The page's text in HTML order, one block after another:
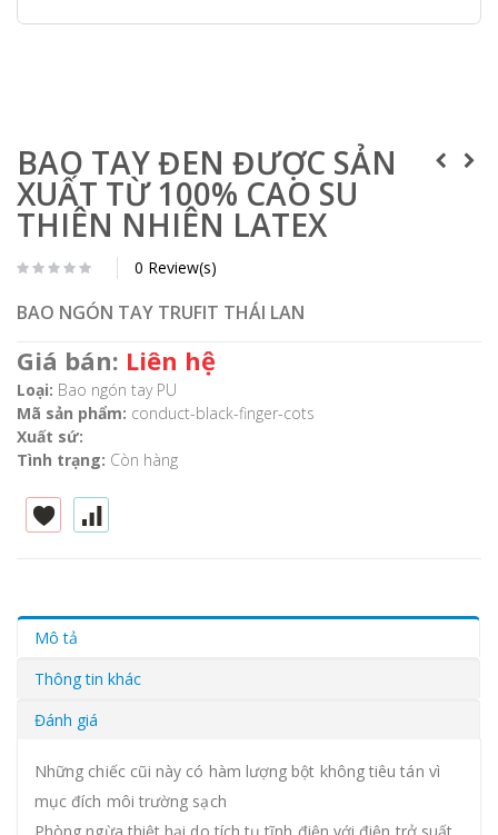
BAO TAY ĐEN ĐƯỢC SẢN
XUẤT TỪ 100% CAO SU
THIÊN NHIÊN LATEX
0 Review(s)
BAO NGÓN TAY TRUFIT THÁI LAN
Giá bán: Liên hệ
Loại: Bao ngón tay PU
Mã sản phẩm: conduct-black-finger-cots
Xuất sứ:
Tình trạng: Còn hàng
Mô tả
Thông tin khác
Đánh giá
Những chiếc cũi này có hàm lượng bột không tiêu tán vì
mục đích môi trường sạch